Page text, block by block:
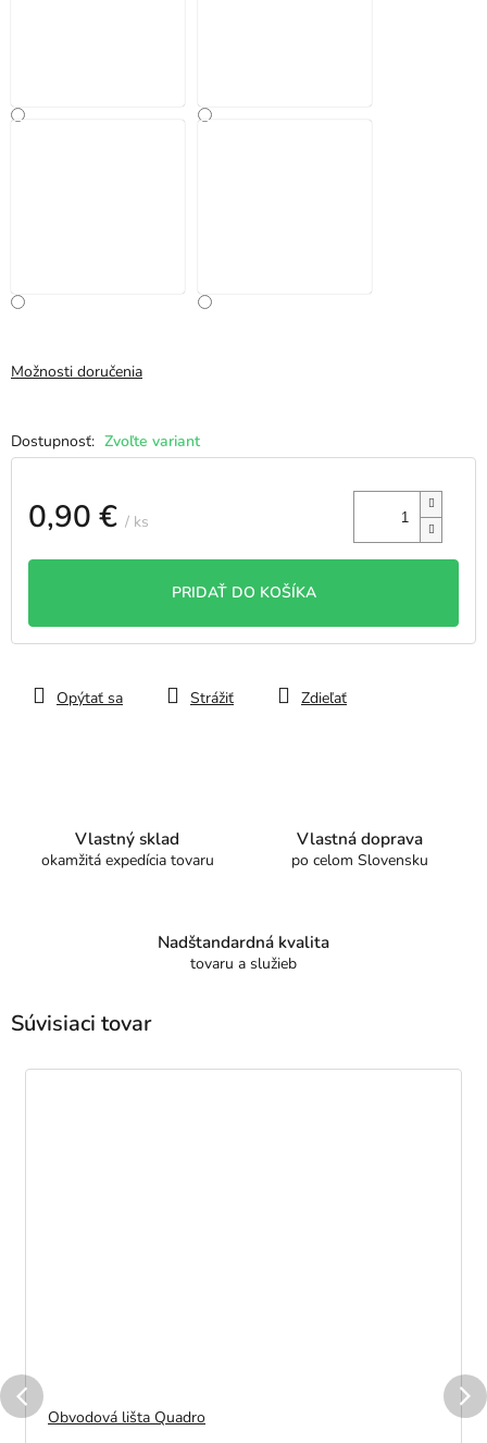
Zvoľte variant
Možnosti doručenia
0,90 € / ks
PRIDAŤ DO KOŠÍKA
Opýtať sa Strážiť Zdieľať
Vlastný sklad
okamžitá expedícia tovaru
Vlastná doprava
po celom Slovensku
Nadštandardná kvalita
tovaru a služieb
Súvisiaci tovar
Obvodová lišta Quadro